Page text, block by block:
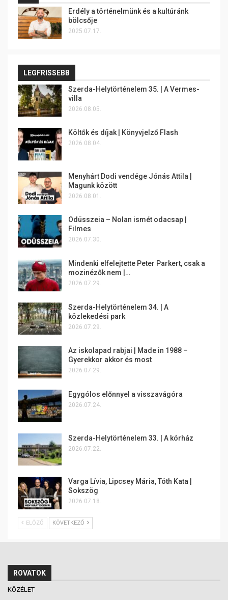
Erdély a történelmünk és a kultúránk
bölcsője
2025.07.17.
LEGFRISSEBB
Szerda-Helytörténelem 35. | A Vermes-
villa
2026.08.05.
Költők és díjak | Könyvjelző Flash
2026.08.04.
Menyhárt Dodi vendége Jónás Attila |
Magunk között
2026.08.01.
Odüsszeia – Nolan ismét odacsap |
Filmes
2026.07.30.
Mindenki elfelejtette Peter Parkert, csak a
mozinézők nem |…
2026.07.29.
Szerda-Helytörténelem 34. | A
közlekedési park
2026.07.29.
Az iskolapad rabjai | Made in 1988 –
Gyerekkor akkor és most
2026.07.29.
Egygólos előnnyel a visszavágóra
2026.07.24.
Szerda-Helytörténelem 33. | A kórház
2026.07.22.
Varga Lívia, Lipcsey Mária, Tóth Kata |
Sokszög
2026.07.18.
ELŐZŐ KÖVETKEZŐ
ROVATOK
KÖZÉLET